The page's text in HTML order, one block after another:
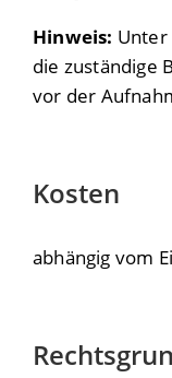
Hinweis:
die zuständige
vor der
Kosten
abhängig vom